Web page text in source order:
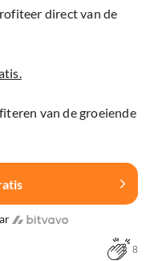
direct van de
van de groeiende
8